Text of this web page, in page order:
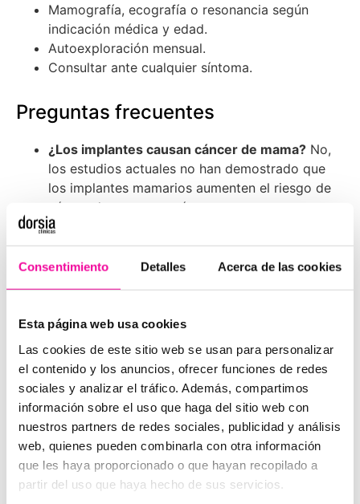
Consentimiento Detalles Acerca de las cookies
Esta página web usa cookies
Las cookies de este sitio web se usan para personalizar
el contenido y los anuncios, ofrecer funciones de redes
sociales y analizar el tráfico. Además, compartimos
información sobre el uso que haga del sitio web con
nuestros partners de redes sociales, publicidad y análisis
web, quienes pueden combinarla con otra información
que les haya proporcionado o que hayan recopilado a
partir del uso que haya hecho de sus servicios.
Mamografía, ecografía o resonancia según
indicación médica y edad.
Autoexploración mensual.
Consultar ante cualquier síntoma.
Preguntas frecuentes
¿Los implantes causan cáncer de mama? No,
los estudios actuales no han demostrado que
los implantes mamarios aumenten el riesgo de
cáncer de mama común.
¿Qué es el BIA-ALCL y con qué frecuencia
ocurre?Es un tipo raro de linfoma no Hodgkin.
En España se registraron 102 casos entre 2012
y 2024.
Los implantes pueden dificultar la visualización
completa del tejido mamario.
¿Cada cuánto debo revisar mis implantes?
Recomendamos realizar una revisión clínica
anual.
PIDE MÁS